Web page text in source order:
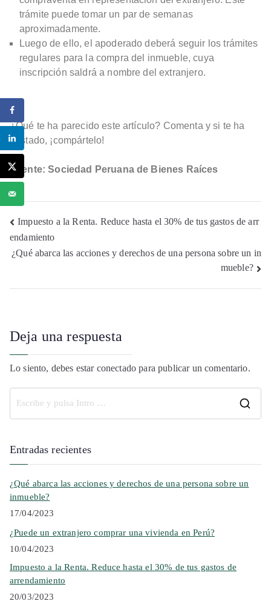
trámite puede tomar un par de semanas
aproximadamente.
Luego de ello, el apoderado deberá seguir los trámites
regulares para la compra del inmueble, cuya
inscripción saldrá a nombre del extranjero.
¿Qué te ha parecido este artículo? Comenta y si te ha
gustado, ¡compártelo!
Fuente: Sociedad Peruana de Bienes Raíces
Impuesto a la Renta. Reduce hasta el 30% de tus gastos de arr
endamiento
¿Qué abarca las acciones y derechos de una persona sobre un in
mueble?
Deja una respuesta
Lo siento, debes estar conectado para publicar un comentario.
Entradas recientes
¿Qué abarca las acciones y derechos de una persona sobre un
inmueble?
17/04/2023
¿Puede un extranjero comprar una vivienda en Perú?
10/04/2023
Impuesto a la Renta. Reduce hasta el 30% de tus gastos de
arrendamiento
20/03/2023